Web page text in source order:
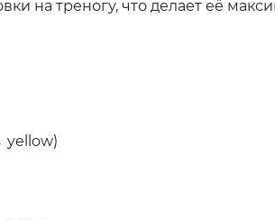
на треногу, что делает её
yellow)